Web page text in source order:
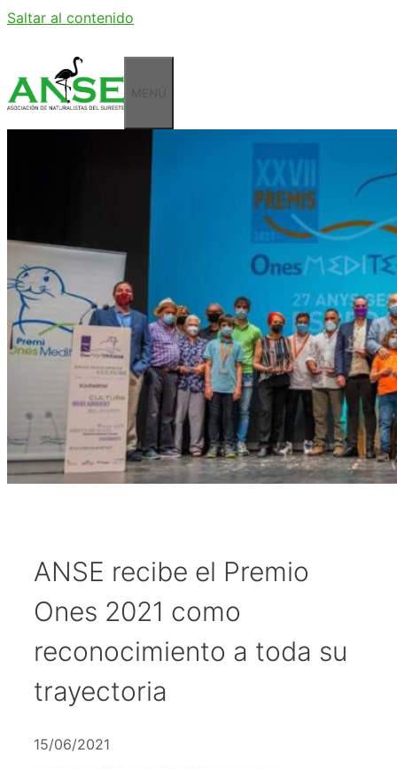
Saltar al contenido
ANSE recibe el Premio
Ones 2021 como
reconocimiento a toda su
trayectoria
15/06/2021